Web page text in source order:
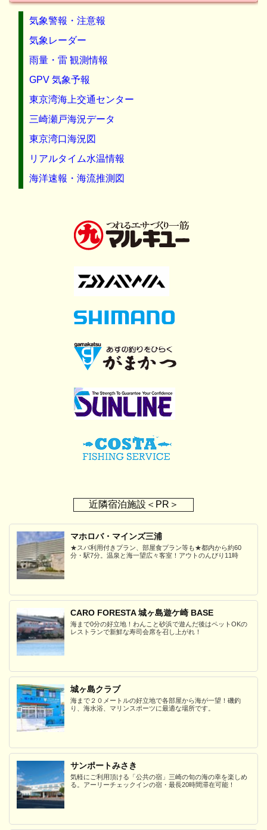
気象警報・注意報
気象レーダー
雨量・雷 観測情報
GPV 気象予報
東京湾海上交通センター
三崎瀬戸海況データ
東京湾口海況図
リアルタイム水温情報
海洋速報・海流推測図
近隣宿泊施設＜PR＞
マホロバ・マインズ三浦
★スパ利用付きプラン、部屋食プラン等も★都内から約60
分・駅7分。温泉と海一望広々客室！アウトのんびり11時
CARO FORESTA 城ヶ島遊ケ崎 BASE
海まで0分の好立地！わんこと砂浜で遊んだ後はペットOKの
レストランで新鮮な寿司会席を召し上がれ！
城ヶ島クラブ
海まで２０メートルの好立地で各部屋から海が一望！磯釣
り、海水浴、マリンスポーツに最適な場所です。
サンポートみさき
気軽にご利用頂ける「公共の宿」三崎の旬の海の幸を楽しめ
る。アーリーチェックインの宿・最長20時間滞在可能！